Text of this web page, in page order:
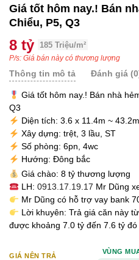
Giá tốt hôm nay.! Bán
Chiểu, P5, Q3
8 tỷ 185 Triệu/m²
P/s: Giá bán này có thương lượng
Thông tin mô tả Đánh giá
Giá tốt hôm nay.! Bán nhà
Q3
Diện tích: 3.6 x 11.4m ~
Xây dựng: trệt, 3 lầu, ST
Số phòng: 6pn, 4wc
Hướng: Đông bắc
Giá chào: 8 tỷ thương lượng
LH: 0913.17.19.17 Mr Dũng
Mr Dũng có hỗ trợ vay bank
Lời khuyên: Trả giá căn này
được khoảng 7.0 tỷ đến 7.6 tỷ đó
GIÁ NÊN TRẢ
VÙNG